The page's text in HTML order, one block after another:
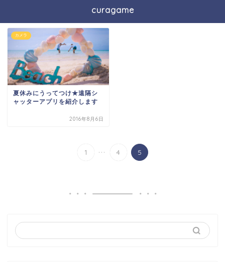
curagame
カメラ
夏休みにうってつけ★遠隔シ
ャッターアプリを紹介します
2016年8月6日
1 ... 4 5